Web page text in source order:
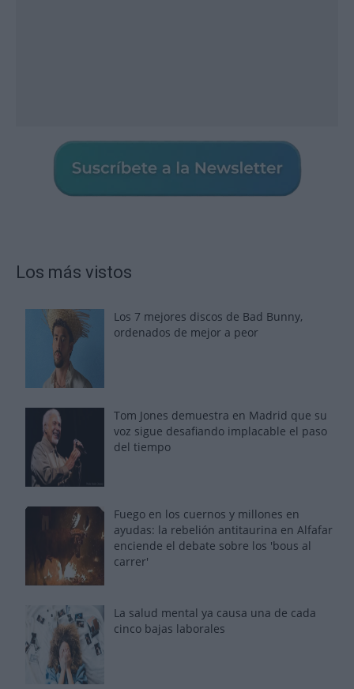
Los más vistos
Los 7 mejores discos de Bad Bunny,
ordenados de mejor a peor
Tom Jones demuestra en Madrid que su
voz sigue desafiando implacable el paso
del tiempo
Fuego en los cuernos y millones en
ayudas: la rebelión antitaurina en Alfafar
enciende el debate sobre los 'bous al
carrer'
La salud mental ya causa una de cada
cinco bajas laborales